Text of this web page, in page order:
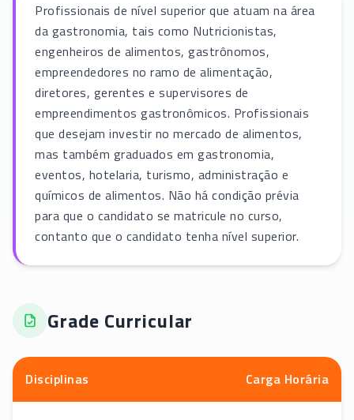
Profissionais de nível superior que atuam na área
da gastronomia, tais como Nutricionistas,
engenheiros de alimentos, gastrônomos,
empreendedores no ramo de alimentação,
diretores, gerentes e supervisores de
empreendimentos gastronômicos. Profissionais
que desejam investir no mercado de alimentos,
mas também graduados em gastronomia,
eventos, hotelaria, turismo, administração e
químicos de alimentos. Não há condição prévia
para que o candidato se matricule no curso,
contanto que o candidato tenha nível superior.
Grade Curricular
Disciplinas Carga Horária